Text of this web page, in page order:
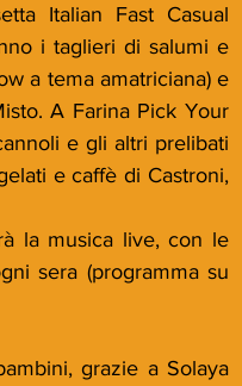
Italian Fast Casual
i taglieri di salumi e
a tema amatriciana) e
A Farina Pick Your
e gli altri prelibati
e caffè di Castroni,
la musica live, con le
sera (programma su
grazie a Solaya